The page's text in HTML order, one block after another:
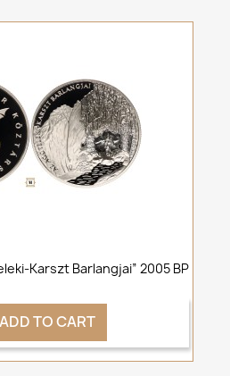
Karszt Barlangjai” 2005 BP
ADD TO CART